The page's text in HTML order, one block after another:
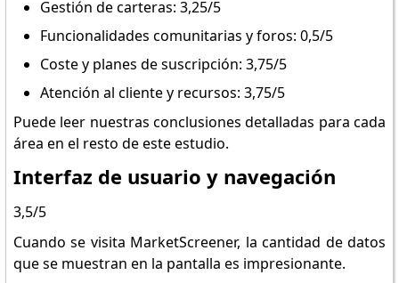
Gestión de carteras: 3,25/5
Funcionalidades comunitarias y foros: 0,5/5
Coste y planes de suscripción: 3,75/5
Atención al cliente y recursos: 3,75/5
Puede leer nuestras conclusiones detalladas para cada
área en el resto de este estudio.
Interfaz de usuario y navegación
3,5/5
Cuando se visita MarketScreener, la cantidad de datos
que se muestran en la pantalla es impresionante.